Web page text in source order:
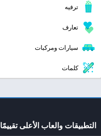
ترفيه
تعارف
سيارات ومركبات
كلمات
التطبيقات والعاب الأعلى تقييمًا